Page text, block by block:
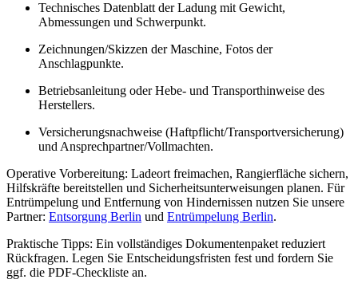
Technisches Datenblatt der Ladung mit Gewicht,
Abmessungen und Schwerpunkt.
Zeichnungen/Skizzen der Maschine, Fotos der
Anschlagpunkte.
Betriebsanleitung oder Hebe- und Transporthinweise des
Herstellers.
Versicherungsnachweise (Haftpflicht/Transportversicherung)
und Ansprechpartner/Vollmachten.
Operative Vorbereitung: Ladeort freimachen, Rangierfläche sichern,
Hilfskräfte bereitstellen und Sicherheitsunterweisungen planen. Für
Entrümpelung und Entfernung von Hindernissen nutzen Sie unsere
Partner: Entsorgung Berlin und Entrümpelung Berlin.
Praktische Tipps: Ein vollständiges Dokumentenpaket reduziert
Rückfragen. Legen Sie Entscheidungsfristen fest und fordern Sie
ggf. die PDF‑Checkliste an.